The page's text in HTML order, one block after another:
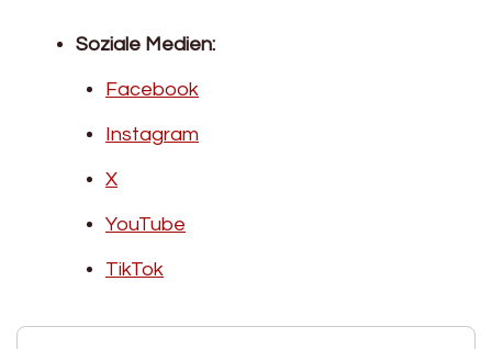
Soziale Medien:
Facebook
Instagram
X
YouTube
TikTok